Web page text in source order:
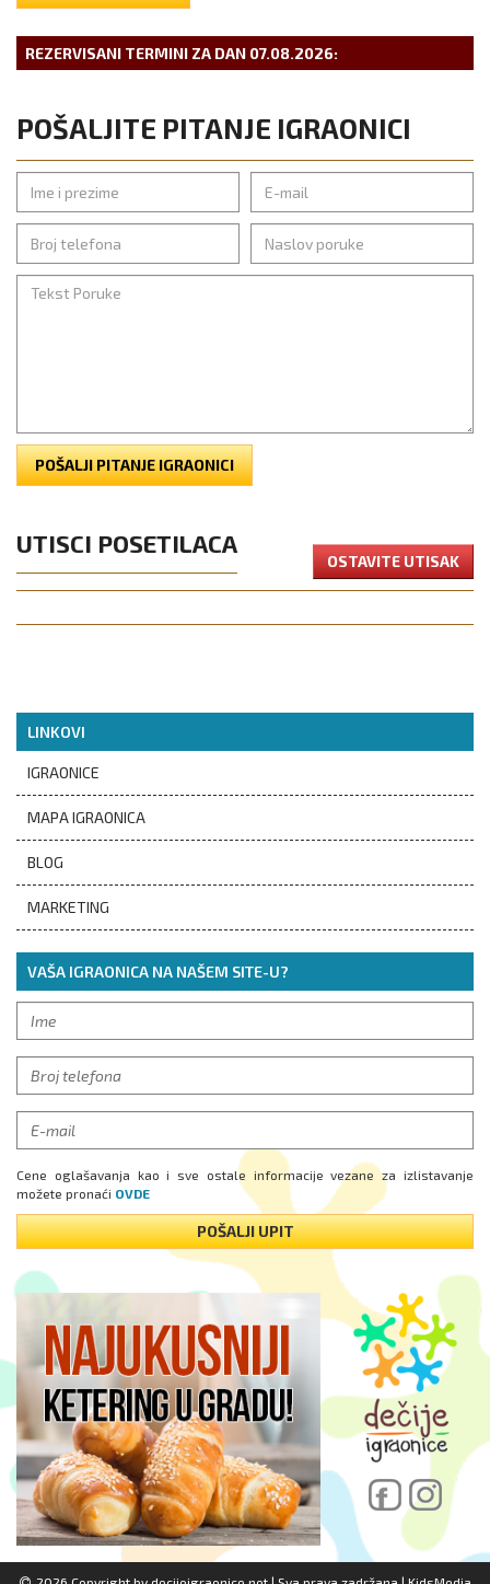
REZERVISANI TERMINI ZA DAN 07.08.2026:
POŠALJITE PITANJE IGRAONICI
POŠALJI PITANJE IGRAONICI
UTISCI POSETILACA
OSTAVITE UTISAK
LINKOVI
IGRAONICE
MAPA IGRAONICA
BLOG
MARKETING
VAŠA IGRAONICA NA NAŠEM SITE-U?
Cene oglašavanja kao i sve ostale informacije vezane za izlistavanje
možete pronaći OVDE
POŠALJI UPIT